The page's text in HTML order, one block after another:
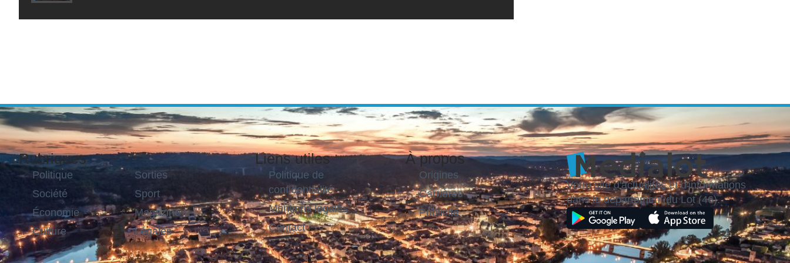
Rubriques
Politique
Société
Économie
Culture
Sorties
Sport
Magazine
Légales
Liens utiles
Politique de
confidentialité
Mentions légales
Contact
À propos
Origines
Carrières
Publicité
Votre site d'actualités et d'informations
dans le département du Lot (46).